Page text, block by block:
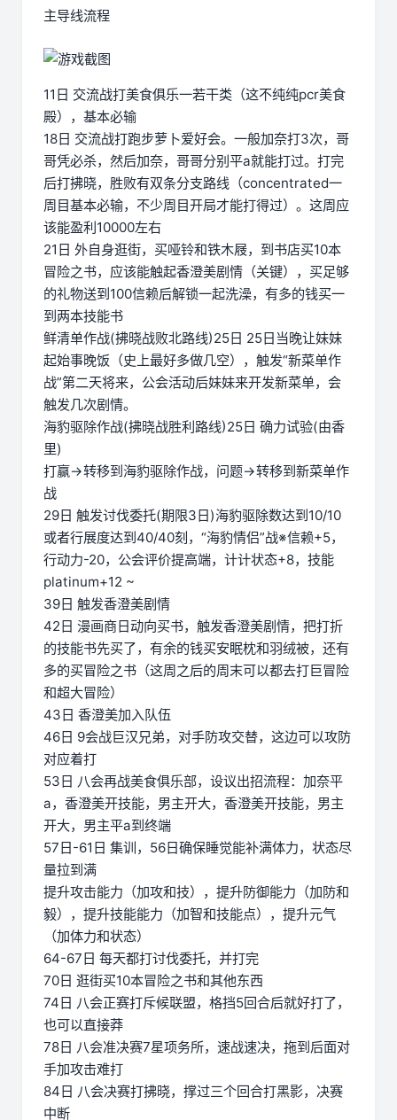
主导线流程
11日 交流战打美食俱乐一若干类（这不纯纯pcr美食
殿），基本必输
18日 交流战打跑步萝卜爱好会。一般加奈打3次，哥
哥凭必杀，然后加奈，哥哥分别平a就能打过。打完
后打拂晓，胜败有双条分支路线（concentrated一
周目基本必输，不少周目开局才能打得过）。这周应
该能盈利10000左右
21日 外自身逛街，买哑铃和铁木屐，到书店买10本
冒险之书，应该能触起香澄美剧情（关键），买足够
的礼物送到100信赖后解锁一起洗澡，有多的钱买一
到两本技能书
鲜清单作战(拂晓战败北路线)25日 25日当晚让妹妹
起始事晚饭（史上最好多做几空），触发“新菜单作
战”第二天将来，公会活动后妹妹来开发新菜单，会
触发几次剧情。
海豹驱除作战(拂晓战胜利路线)25日 确力试验(由香
里)
打赢→转移到海豹驱除作战，问题→转移到新菜单作
战
29日 触发讨伐委托(期限3日)海豹驱除数达到10/10
或者行展度达到40/40刻，“海豹情侣”战※信赖+5，
行动力-20，公会评价提高端，计计状态+8，技能
platinum+12 ~
39日 触发香澄美剧情
42日 漫画商日动向买书，触发香澄美剧情，把打折
的技能书先买了，有余的钱买安眠枕和羽绒被，还有
多的买冒险之书（这周之后的周末可以都去打巨冒险
和超大冒险）
43日 香澄美加入队伍
46日 9会战巨汉兄弟，对手防攻交替，这边可以攻防
对应着打
53日 八会再战美食俱乐部，设议出招流程：加奈平
a，香澄美开技能，男主开大，香澄美开技能，男主
开大，男主平a到终端
57日-61日 集训，56日确保睡觉能补满体力，状态尽
量拉到满
提升攻击能力（加攻和技），提升防御能力（加防和
毅），提升技能能力（加智和技能点），提升元气
（加体力和状态）
64-67日 每天都打讨伐委托，并打完
70日 逛街买10本冒险之书和其他东西
74日 八会正赛打斥候联盟，格挡5回合后就好打了，
也可以直接莽
78日 八会准决赛7星项务所，速战速决，拖到后面对
手加攻击难打
84日 八会决赛打拂晓，撑过三个回合打黑影，决赛
中断